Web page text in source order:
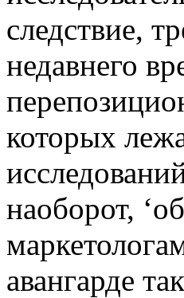
следствие,
недавнего
которых
наоборот,
авангарде